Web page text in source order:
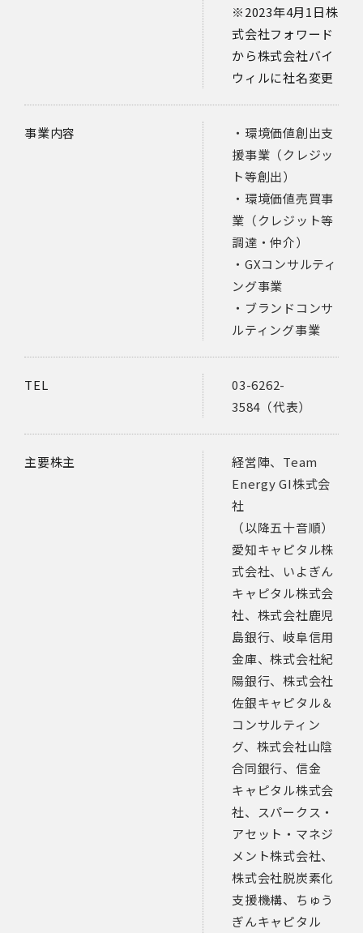
※2023年4月1日株
式会社フォワード
から株式会社バイ
ウィルに社名変更
事業内容
・環境価値創出支
援事業（クレジッ
ト等創出）
・環境価値売買事
業（クレジット等
調達・仲介）
・GXコンサルティ
ング事業
・ブランドコンサ
ルティング事業
TEL
03-6262-
3584（代表）
主要株主
経営陣、Team
Energy GI株式会
社
（以降五十音順）
愛知キャピタル株
式会社、いよぎん
キャピタル株式会
社、株式会社鹿児
島銀行、岐阜信用
金庫、株式会社紀
陽銀行、株式会社
佐銀キャピタル＆
コンサルティン
グ、株式会社山陰
合同銀行、信金
キャピタル株式会
社、スパークス・
アセット・マネジ
メント株式会社、
株式会社脱炭素化
支援機構、ちゅう
ぎんキャピタル